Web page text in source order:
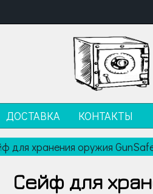
ДОСТАВКА КОНТАКТЫ
для хранения оружия
Сейф для